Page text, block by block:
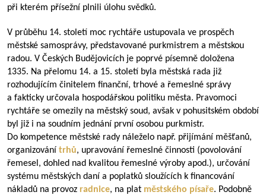
při kterém přísežní plnili úlohu svědků.
V průběhu 14. století moc rychtáře ustupovala ve prospěch
městské samosprávy, představované purkmistrem a městskou
radou. V Českých Budějovicích je poprvé písemně doložena
1335. Na přelomu 14. a 15. století byla městská rada již
rozhodujícím činitelem finanční, trhové a řemeslné správy
a fakticky určovala hospodářskou politiku města. Pravomoci
rychtáře se omezily na městský soud, avšak v pohusitském období
byl již i na soudním jednání první osobou purkmistr.
Do kompetence městské rady náleželo např. přijímání měšťanů,
organizování trhů, upravování řemeslné činnosti (povolování
řemesel, dohled nad kvalitou řemeslné výroby apod.), určování
systému městských daní a poplatků sloužících k financování
nákladů na provoz radnice, na plat městského písaře. Podobně